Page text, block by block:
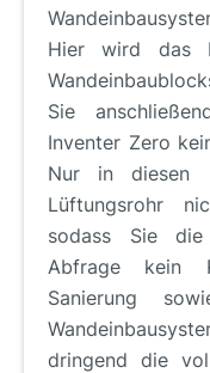
Hier wird das
Sie
Inventer Zero
Nur in diesen
Lüftungsrohr
sodass Sie
Abfrage kein
Sanierung
dringend die